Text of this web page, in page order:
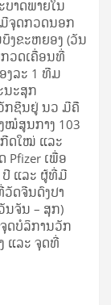
າດພາຍໃນ
ຈຸດກວດນອກ
ງຂະຫຍອງ (ວັນ
ກວດເຄື່ອນທີ່
ງລະ 1 ທີມ
ນະສຸກ
ກຊີນຢູ່ ນວ ມີຄື
ໝໍສູນກາງ 103
ກີດໃໝ່ ແລະ
Pfizer ເພື່ອ
ປີ ແລະ ຜູ້ທີ່ມີ
ວັດຈີນດົງປາ
ນຈັນ – ສຸກ)
ດບໍລິການວັກ
ແລະ ຈຸດທີ່